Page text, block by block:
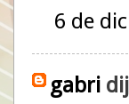
6 de
gabri